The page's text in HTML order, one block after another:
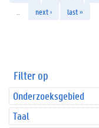
next › last »
Filter op
Onderzoeksgebied
Taal